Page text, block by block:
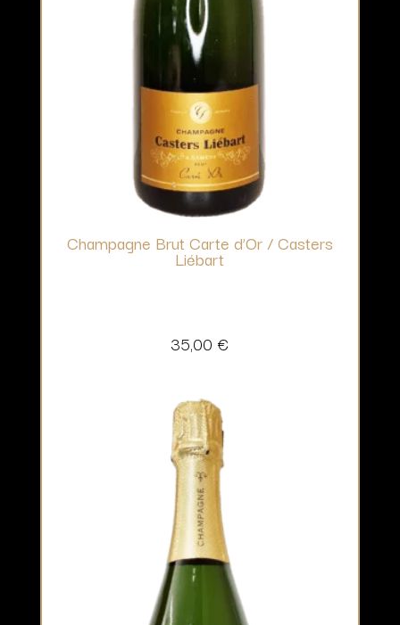
Champagne Brut Carte d’Or / Casters
Liébart
35,00 €